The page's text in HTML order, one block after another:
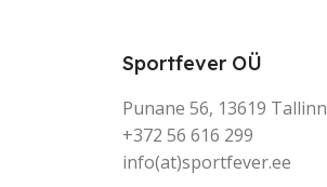
Sportfever OÜ
Punane 56, 13619 Tallinn
+372 56 616 299
info(at)sportfever.ee